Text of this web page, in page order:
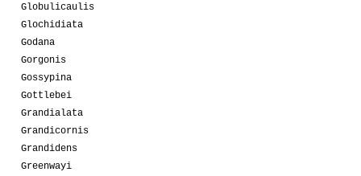
Globulicaulis
Glochidiata
Godana
Gorgonis
Gossypina
Gottlebei
Grandialata
Grandicornis
Grandidens
Greenwayi